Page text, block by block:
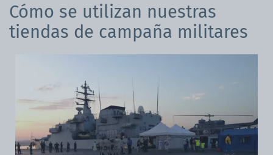
Cómo se utilizan nuestras
tiendas de campaña militares